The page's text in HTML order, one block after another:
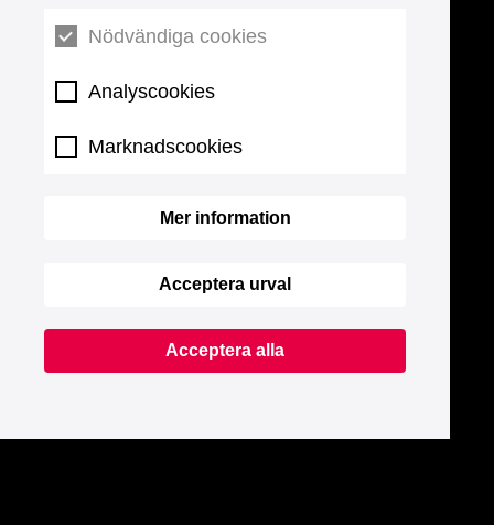
Nödvändiga cookies
Analyscookies
Marknadscookies
Mer information
Acceptera urval
Acceptera alla